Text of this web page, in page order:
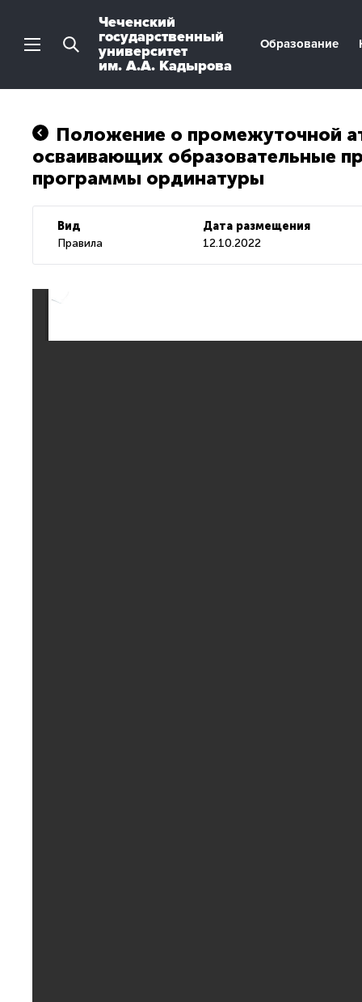
Чеченский
государственный
университет
им. А.А. Кадырова
Образование
Положение о промежуточной
осваивающих образовательные
программы ординатуры
Вид
Правила
Дата размещения
12.10.2022